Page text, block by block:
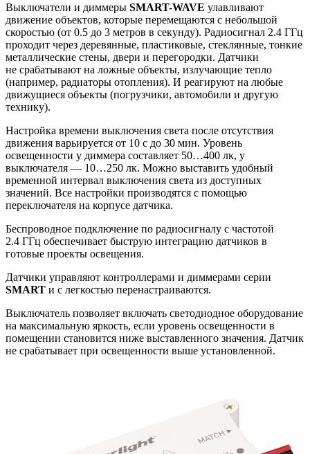
Выключатели и диммеры SMART-WAVE улавливают
движение объектов, которые перемещаются с небольшой
скоростью (от 0.5 до 3 метров в секунду). Радиосигнал 2.4 ГГц
проходит через деревянные, пластиковые, стеклянные, тонкие
металлические стены, двери и перегородки. Датчики
не срабатывают на ложные объекты, излучающие тепло
(например, радиаторы отопления). И реагируют на любые
движущиеся объекты (погрузчики, автомобили и другую
технику).
Настройка времени выключения света после отсутствия
движения варьируется от 10 с до 30 мин. Уровень
освещенности у диммера составляет 50…400 лк, у
выключателя — 10…250 лк. Можно выставить удобный
временной интервал выключения света из доступных
значений. Все настройки производятся с помощью
переключателя на корпусе датчика.
Беспроводное подключение по радиосигналу с частотой
2.4 ГГц обеспечивает быструю интеграцию датчиков в
готовые проекты освещения.
Датчики управляют контроллерами и диммерами серии
SMART и с легкостью перенастраиваются.
Выключатель позволяет включать светодиодное оборудование
на максимальную яркость, если уровень освещенности в
помещении становится ниже выставленного значения. Датчик
не срабатывает при освещенности выше установленной.